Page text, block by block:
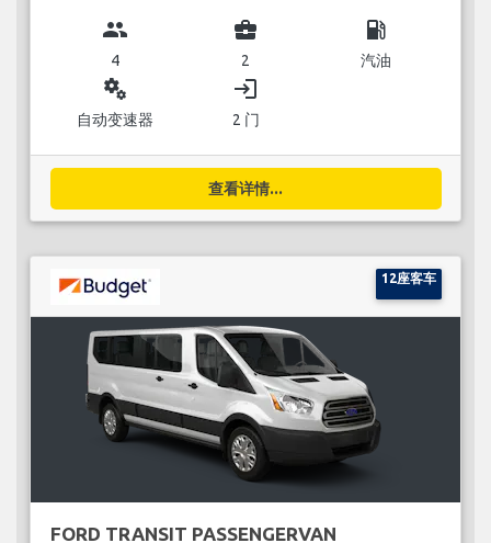
group
4
business_center
2
local_gas_station
汽油
miscellaneous_services
自动变速器
login
2 门
查看详情...
12座客车
FORD TRANSIT PASSENGERVAN